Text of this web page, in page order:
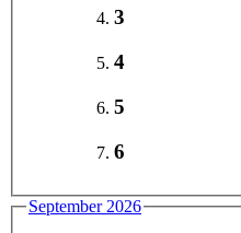
3
4
5
6
September 2026